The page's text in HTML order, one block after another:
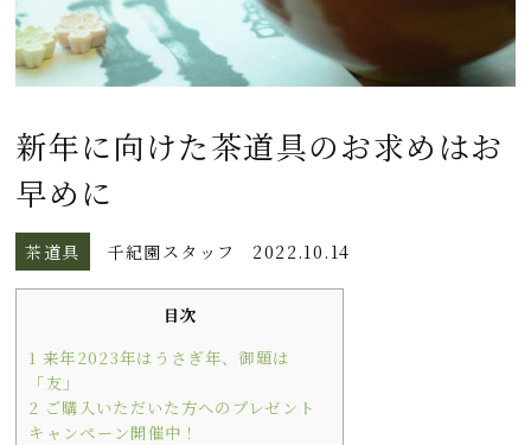
新年に向けた茶道具のお求めはお
早めに
茶道具 千紀園スタッフ 2022.10.14
目次
1 来年2023年はうさぎ年、御題は
「友」
2 ご購入いただいた方へのプレゼント
キャンペーン開催中！